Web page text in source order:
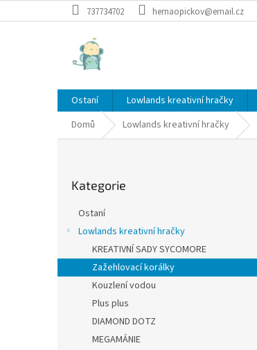
na
737734702 hernaopickov@email.cz
Ostaní Lowlands kreativní hračky
Domů
Lowlands kreativní hračky
kategorie
Kategorie
Ostaní
Lowlands kreativní hračky
KREATIVNÍ SADY SYCOMORE
Zažehlovací korálky
Kouzlení vodou
Plus plus
DIAMOND DOTZ
MEGAMÁNIE